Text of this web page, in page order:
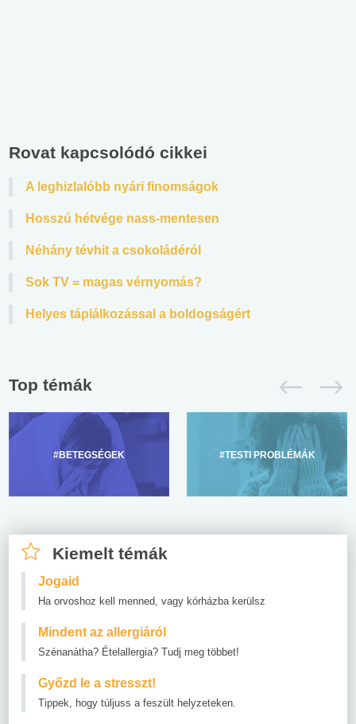
Rovat kapcsolódó cikkei
A leghizlalóbb nyári finomságok
Hosszú hétvége nass-mentesen
Néhány tévhit a csokoládéról
Sok TV = magas vérnyomás?
Helyes táplálkozással a boldogságért
Top témák
#BETEGSÉGEK #TESTI PROBLÉMÁK
Kiemelt témák
Jogaid
Ha orvoshoz kell menned, vagy kórházba kerülsz
Mindent az allergiáról
Szénanátha? Ételallergia? Tudj meg többet!
Győzd le a stresszt!
Tippek, hogy túljuss a feszült helyzeteken.